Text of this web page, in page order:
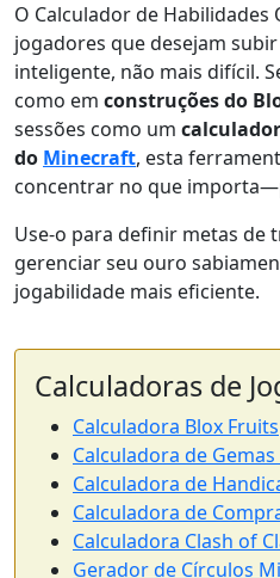
O Calculador de Habilidades
jogadores que desejam
inteligente, não mais difícil.
como em construções do
sessões como um
do Minecraft, esta
concentrar no que
Use-o para definir metas de
gerenciar seu ouro
jogabilidade mais eficiente.
Calculadoras de
Calculadora Blox Fruits
Calculadora de
Calculadora de
Calculadora de
Calculadora Clash of
Gerador de Círculos